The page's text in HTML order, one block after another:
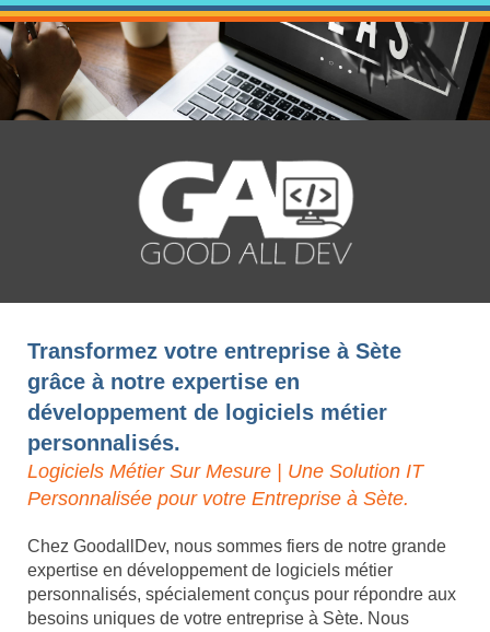
Transformez votre entreprise à Sète
grâce à notre expertise en
développement de logiciels métier
personnalisés.
Logiciels Métier Sur Mesure | Une Solution IT
Personnalisée pour votre Entreprise à Sète.
Chez GoodallDev, nous sommes fiers de notre grande
expertise en développement de logiciels métier
personnalisés, spécialement conçus pour répondre aux
besoins uniques de votre entreprise à Sète. Nous